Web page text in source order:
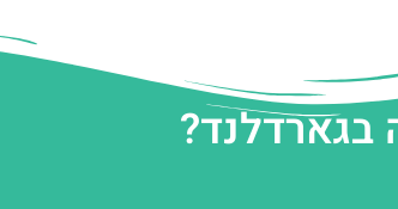
בגארדלנד?